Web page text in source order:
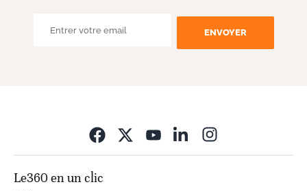
ENVOYER
Le360 en un clic